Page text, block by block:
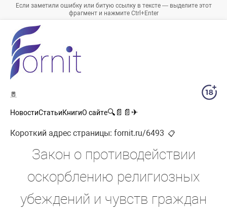
Если заметили ошибку или битую ссылку в тексте — выделите этот
фрагмент и нажмите Ctrl+Enter
🚪
НовостиСтатьиКнигиО сайте🔍 📄 📄 ✈
Короткий адрес страницы: fornit.ru/6493 📋
Закон о противодействии
оскорблению религиозных
убеждений и чувств граждан